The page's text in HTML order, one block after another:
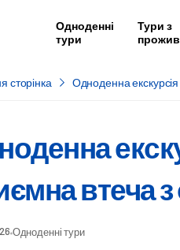
Одноденні
тури
Тури з
сторінка Одноденна
втеча
Одноденні тури